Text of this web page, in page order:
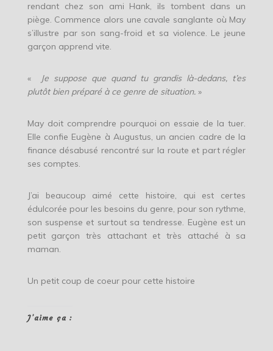
rendant chez son ami Hank, ils tombent dans un
piège. Commence alors une cavale sanglante où May
s’illustre par son sang-froid et sa violence. Le jeune
garçon apprend vite.
«
Je suppose que quand tu grandis là-dedans, t’es
plutôt bien préparé à ce genre de situation.»
May doit comprendre pourquoi on essaie de la tuer.
Elle confie Eugène à Augustus, un ancien cadre de la
finance désabusé rencontré sur la route et part régler
ses comptes.
J’ai beaucoup aimé cette histoire, qui est certes
édulcorée pour les besoins du genre, pour son rythme,
son suspense et surtout sa tendresse. Eugène est un
petit garçon très attachant et très attaché à sa
maman.
Un petit coup de coeur pour cette histoire
J’aime ça :